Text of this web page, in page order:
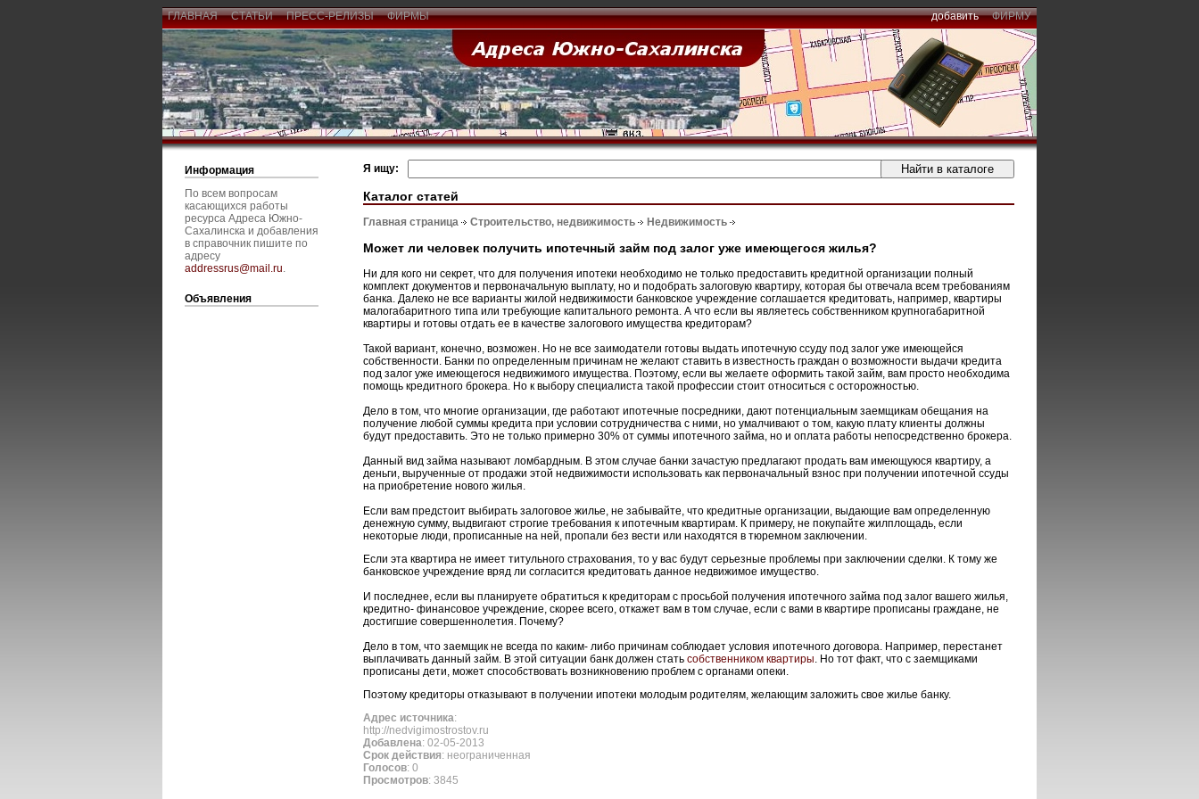
ГЛАВНАЯ СТАТЬИ ПРЕСС-РЕЛИЗЫ ФИРМЫ добавить ФИРМУ
Информация
По всем вопросам
касающихся работы
ресурса Адреса Южно-
Сахалинска и добавления
в справочник пишите по
адресу
addressrus@mail.ru.
Объявления
Я ищу:
Каталог статей
Главная страница Строительство, недвижимость Недвижимость
Может ли человек получить ипотечный займ под залог уже имеющегося жилья?
Ни для кого ни секрет, что для получения ипотеки необходимо не только предоставить кредитной организации полный
комплект документов и первоначальную выплату, но и подобрать залоговую квартиру, которая бы отвечала всем требованиям
банка. Далеко не все варианты жилой недвижимости банковское учреждение соглашается кредитовать, например, квартиры
малогабаритного типа или требующие капитального ремонта. А что если вы являетесь собственником крупногабаритной
квартиры и готовы отдать ее в качестве залогового имущества кредиторам?
Такой вариант, конечно, возможен. Но не все заимодатели готовы выдать ипотечную ссуду под залог уже имеющейся
собственности. Банки по определенным причинам не желают ставить в известность граждан о возможности выдачи кредита
под залог уже имеющегося недвижимого имущества. Поэтому, если вы желаете оформить такой займ, вам просто необходима
помощь кредитного брокера. Но к выбору специалиста такой профессии стоит относиться с осторожностью.
Дело в том, что многие организации, где работают ипотечные посредники, дают потенциальным заемщикам обещания на
получение любой суммы кредита при условии сотрудничества с ними, но умалчивают о том, какую плату клиенты должны
будут предоставить. Это не только примерно 30% от суммы ипотечного займа, но и оплата работы непосредственно брокера.
Данный вид займа называют ломбардным. В этом случае банки зачастую предлагают продать вам имеющуюся квартиру, а
деньги, вырученные от продажи этой недвижимости использовать как первоначальный взнос при получении ипотечной ссуды
на приобретение нового жилья.
Если вам предстоит выбирать залоговое жилье, не забывайте, что кредитные организации, выдающие вам определенную
денежную сумму, выдвигают строгие требования к ипотечным квартирам. К примеру, не покупайте жилплощадь, если
некоторые люди, прописанные на ней, пропали без вести или находятся в тюремном заключении.
Если эта квартира не имеет титульного страхования, то у вас будут серьезные проблемы при заключении сделки. К тому же
банковское учреждение вряд ли согласится кредитовать данное недвижимое имущество.
И последнее, если вы планируете обратиться к кредиторам с просьбой получения ипотечного займа под залог вашего жилья,
кредитно- финансовое учреждение, скорее всего, откажет вам в том случае, если с вами в квартире прописаны граждане, не
достигшие совершеннолетия. Почему?
Дело в том, что заемщик не всегда по каким- либо причинам соблюдает условия ипотечного договора. Например, перестанет
выплачивать данный займ. В этой ситуации банк должен стать собственником квартиры. Но тот факт, что с заемщиками
прописаны дети, может способствовать возникновению проблем с органами опеки.
Поэтому кредиторы отказывают в получении ипотеки молодым родителям, желающим заложить свое жилье банку.
Адрес источника:
http://nedvigimostrostov.ru
Добавлена: 02-05-2013
Срок действия: неограниченная
Голосов: 0
Просмотров: 3845